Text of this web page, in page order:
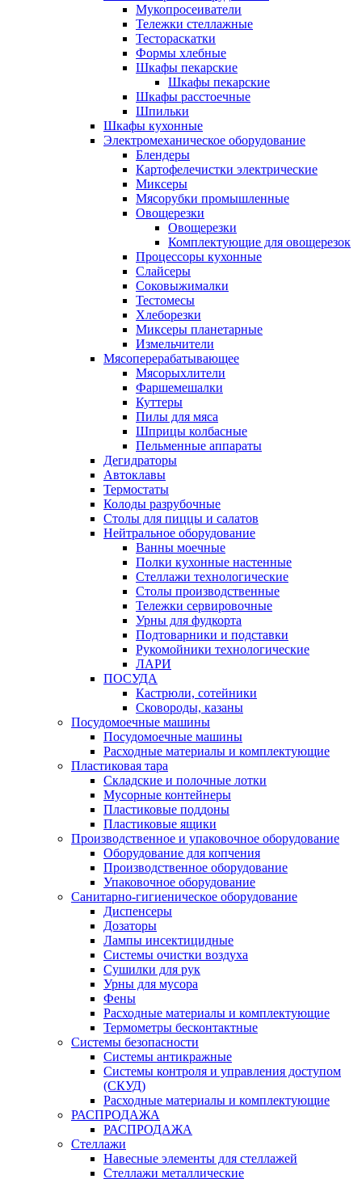
Мукопросеиватели
Тележки стеллажные
Тестораскатки
Формы хлебные
Шкафы пекарские
Шкафы пекарские
Шкафы расстоечные
Шпильки
Шкафы кухонные
Электромеханическое оборудование
Блендеры
Картофелечистки электрические
Миксеры
Мясорубки промышленные
Овощерезки
Овощерезки
Комплектующие для овощерезок
Процессоры кухонные
Слайсеры
Соковыжималки
Тестомесы
Хлеборезки
Миксеры планетарные
Измельчители
Мясоперерабатывающее
Мясорыхлители
Фаршемешалки
Куттеры
Пилы для мяса
Шприцы колбасные
Пельменные аппараты
Дегидраторы
Автоклавы
Термостаты
Колоды разрубочные
Столы для пиццы и салатов
Нейтральное оборудование
Ванны моечные
Полки кухонные настенные
Стеллажи технологические
Столы производственные
Тележки сервировочные
Урны для фудкорта
Подтоварники и подставки
Рукомойники технологические
ЛАРИ
ПОСУДА
Кастрюли, сотейники
Сковороды, казаны
Посудомоечные машины
Посудомоечные машины
Расходные материалы и комплектующие
Пластиковая тара
Складские и полочные лотки
Мусорные контейнеры
Пластиковые поддоны
Пластиковые ящики
Производственное и упаковочное оборудование
Оборудование для копчения
Производственное оборудование
Упаковочное оборудование
Санитарно-гигиеническое оборудование
Диспенсеры
Дозаторы
Лампы инсектицидные
Системы очистки воздуха
Сушилки для рук
Урны для мусора
Фены
Расходные материалы и комплектующие
Термометры бесконтактные
Системы безопасности
Системы антикражные
Системы контроля и управления доступом
(СКУД)
Расходные материалы и комплектующие
РАСПРОДАЖА
РАСПРОДАЖА
Стеллажи
Навесные элементы для стеллажей
Стеллажи металлические